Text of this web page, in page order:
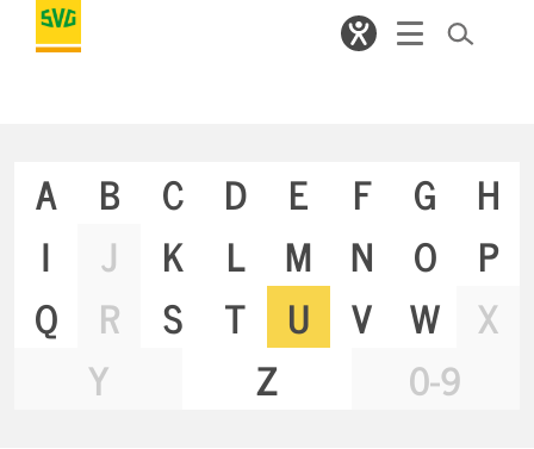
A B C D E F G
H
I
J K L M N O
P
Q
R S T U V W
X
Y
Z 0-9